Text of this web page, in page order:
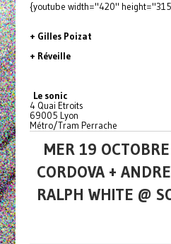
{youtube width="420"
+ Gilles Poizat
+ Réveille
Le sonic
4 Quai Etroits
69005 Lyon
Métro/Tram Perrache
MER 19
CORDOVA +
RALPH WHITE @